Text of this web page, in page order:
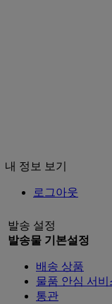
내 정보 보기
로그아웃
발송 설정
발송물 기본설정
배송 상품
물품 안심 서비
통관